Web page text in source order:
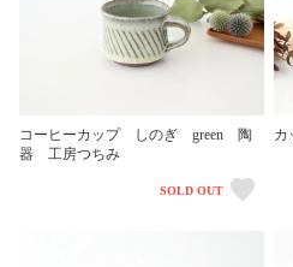
コーヒーカップ しのぎ green 陶
器 工房つちみ
SOLD OUT